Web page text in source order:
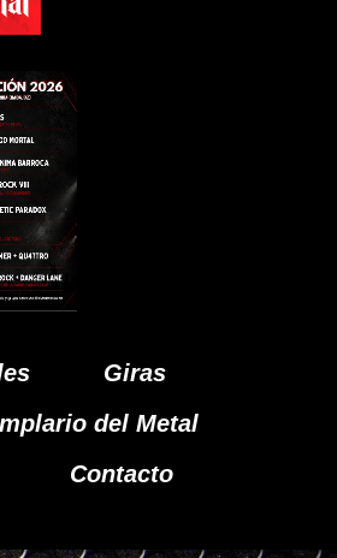
Giras
del Metal
Contacto